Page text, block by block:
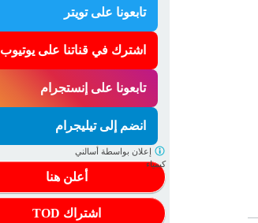
تابعونا على تويتر
اشترك في قناتنا على يوتيوب
تابعونا على إنستجرام
انضم إلى تيليجرام
أعلن هنا
اشتراك TOD
إعلان بواسطة أسالني
كيمياء